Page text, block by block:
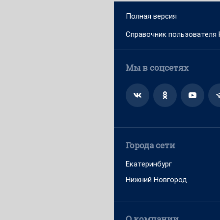
Полная версия
Справочник пользователя
Мы в соцсетях
Города сети
Екатеринбург
Нижний Новгород